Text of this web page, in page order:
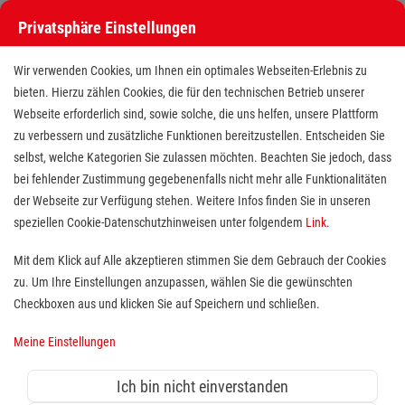
Notfallsanitäter (m/w/d) als
Praxisanleiter (m/w/d)
Standort(e):Pulheim
aus Stadt- und Landrettung. Wo es das gibt? Auf
unserer Wache in Pulheim / Sinnersdorf. Dort besetzen
wir 2 RTWs: Einen RTW im 24-Stunden und den zweiten
Privatsphäre Einstellungen
Wir verwenden Cookies, um Ihnen ein optimales Webseiten-Erlebnis zu
bieten. Hierzu zählen Cookies, die für den technischen Betrieb unserer
Webseite erforderlich sind, sowie solche, die uns helfen, unsere Plattform
zu verbessern und zusätzliche Funktionen bereitzustellen. Entscheiden Sie
selbst, welche Kategorien Sie zulassen möchten. Beachten Sie jedoch, dass
bei fehlender Zustimmung gegebenenfalls nicht mehr alle Funktionalitäten
der Webseite zur Verfügung stehen. Weitere Infos finden Sie in unseren
speziellen Cookie-Datenschutzhinweisen unter folgendem Link.
Mit dem Klick auf Alle akzeptieren stimmen Sie dem Gebrauch der Cookies
zu. Um Ihre Einstellungen anzupassen, wählen Sie die gewünschten
Checkboxen aus und klicken Sie auf Speichern und schließen.
Meine Einstellungen
Ich bin nicht einverstanden